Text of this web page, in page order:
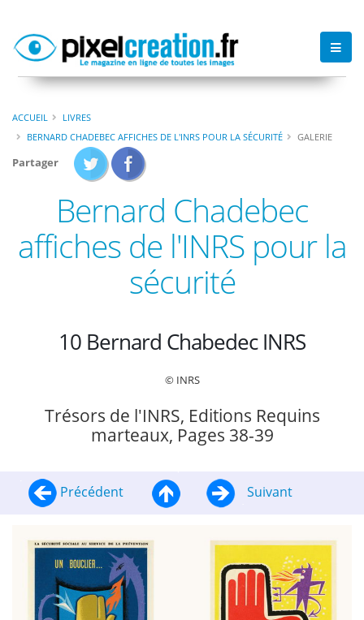
ACCUEIL
LIVRES
BERNARD CHADEBEC AFFICHES DE L'INRS POUR LA SÉCURITÉ
GALERIE
Partager
Bernard Chadebec
affiches de l'INRS pour la
sécurité
10 Bernard Chabedec INRS
© INRS
Trésors de l'INRS, Editions Requins
marteaux, Pages 38-39
Précédent Suivant